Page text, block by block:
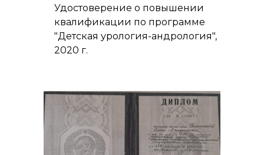
Удостоверение о повышении
квалификации по программе
"Детская урология-андрология",
2020 г.